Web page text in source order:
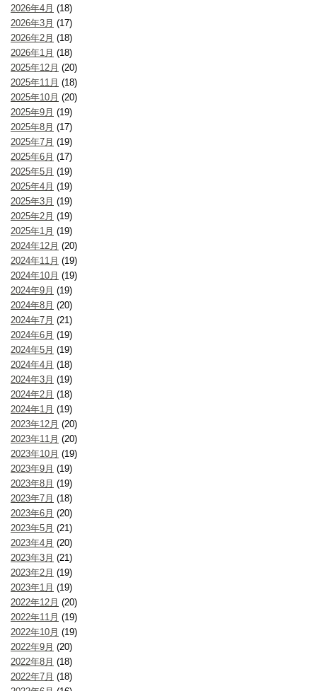
2026年4月 (18)
2026年3月 (17)
2026年2月 (18)
2026年1月 (18)
2025年12月 (20)
2025年11月 (18)
2025年10月 (20)
2025年9月 (19)
2025年8月 (17)
2025年7月 (19)
2025年6月 (17)
2025年5月 (19)
2025年4月 (19)
2025年3月 (19)
2025年2月 (19)
2025年1月 (19)
2024年12月 (20)
2024年11月 (19)
2024年10月 (19)
2024年9月 (19)
2024年8月 (20)
2024年7月 (21)
2024年6月 (19)
2024年5月 (19)
2024年4月 (18)
2024年3月 (19)
2024年2月 (18)
2024年1月 (19)
2023年12月 (20)
2023年11月 (20)
2023年10月 (19)
2023年9月 (19)
2023年8月 (19)
2023年7月 (18)
2023年6月 (20)
2023年5月 (21)
2023年4月 (20)
2023年3月 (21)
2023年2月 (19)
2023年1月 (19)
2022年12月 (20)
2022年11月 (19)
2022年10月 (19)
2022年9月 (20)
2022年8月 (18)
2022年7月 (18)